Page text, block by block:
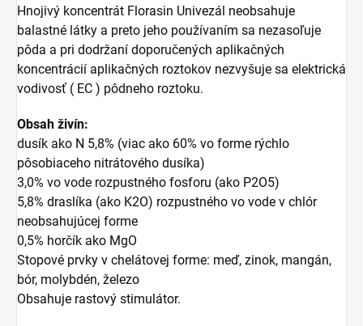
Hnojivý koncentrát Florasin Univezál neobsahuje
balastné látky a preto jeho používaním sa nezasoľuje
pôda a pri dodržaní doporučených aplikačných
koncentrácií aplikačných roztokov nezvyšuje sa elektrická
vodivosť ( EC ) pôdneho roztoku.
Obsah živín:
dusík ako N 5,8% (viac ako 60% vo forme rýchlo
pôsobiaceho nitrátového dusíka)
3,0% vo vode rozpustného fosforu (ako P2O5)
5,8% draslíka (ako K2O) rozpustného vo vode v chlór
neobsahujúcej forme
0,5% horčík ako MgO
Stopové prvky v chelátovej forme: meď, zinok, mangán,
bór, molybdén, železo
Obsahuje rastový stimulátor.